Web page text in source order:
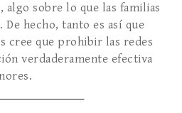
algo sobre lo que las familias
De hecho, tanto es así que
cree que prohibir las redes
verdaderamente efectiva